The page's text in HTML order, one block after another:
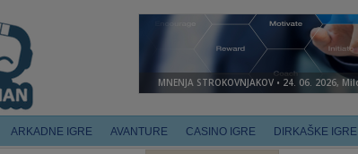
ARKADNE IGRE AVANTURE CASINO IGRE DIRKAŠKE IGRE